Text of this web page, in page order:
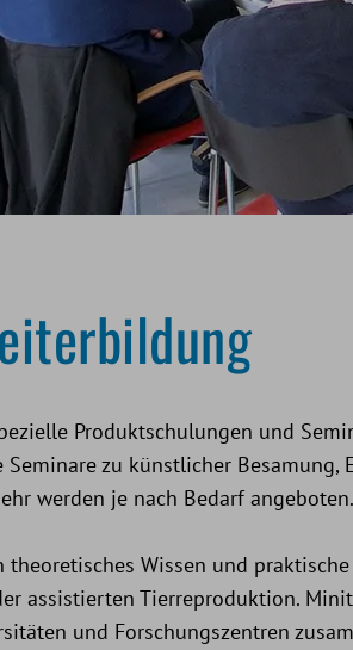
Produktschulungen und
zu künstlicher Besamung,
werden je nach Bedarf angeboten.
Wissen und
assistierten Tierreproduktion.
und Forschungszentren